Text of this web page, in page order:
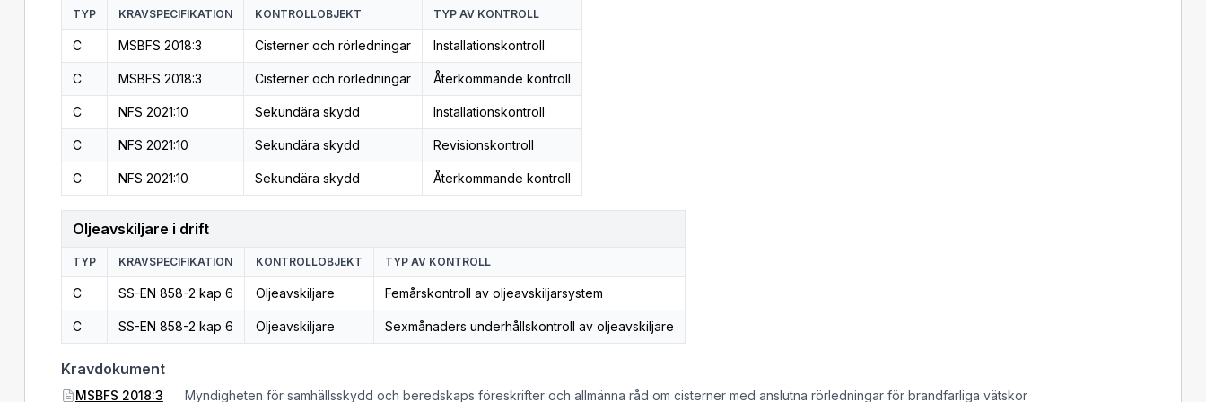
TYP KRAVSPECIFIKATION KONTROLLOBJEKT TYP AV KONTROLL
C MSBFS 2018:3 Cisterner och rörledningar Installationskontroll
C MSBFS 2018:3 Cisterner och rörledningar Återkommande kontroll
C NFS 2021:10 Sekundära skydd Installationskontroll
C NFS 2021:10 Sekundära skydd Revisionskontroll
C NFS 2021:10 Sekundära skydd Återkommande kontroll
Oljeavskiljare i drift
TYP KRAVSPECIFIKATION KONTROLLOBJEKT TYP AV KONTROLL
C SS-EN 858-2 kap 6 Oljeavskiljare Femårskontroll av oljeavskiljarsystem
C SS-EN 858-2 kap 6 Oljeavskiljare Sexmånaders underhållskontroll av oljeavskiljare
Kravdokument
MSBFS 2018:3 Myndigheten för samhällsskydd och beredskaps föreskrifter och allmänna råd om cisterner med anslutna rörledningar för brandfarliga vätskor